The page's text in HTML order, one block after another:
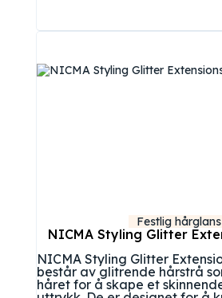
Festlig hårglans
NICMA Styling Glitter
NICMA Styling Glitter
består av glitrende hårstrå
håret for å skape et